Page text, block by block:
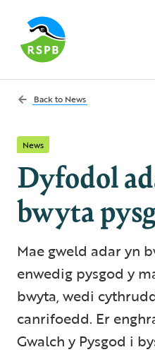
Back to News
News
Dyfodol
bwyta
Mae gweld adar yn
enwedig pysgod y
bwyta, wedi
canrifoedd. Er
Gwalch y Pysgod i